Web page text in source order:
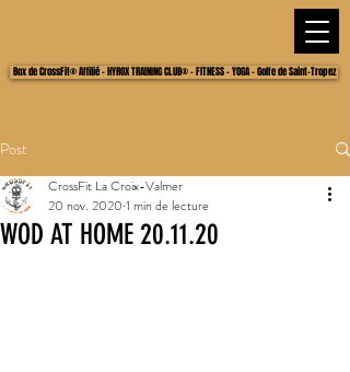
Box de CrossFit® Affilié - HYROX TRAINING CLUB® - FITNESS - YOGA - Golfe de Saint-Tropez
Post
WOD AT HOME 20.11.20
CrossFit La Croix-Valmer
20 nov. 2020 1 min de lecture